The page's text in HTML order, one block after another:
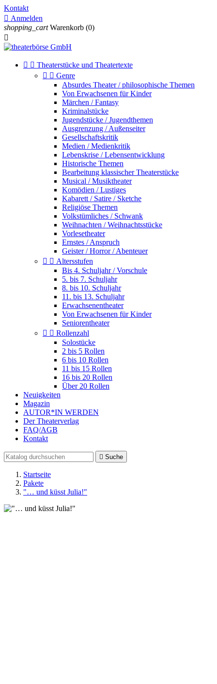
Kontakt
 Anmelden
shopping_cart Warenkorb (0)

  Theaterstücke und Theatertexte
  Genre
Absurdes Theater / philosophische Themen
Von Erwachsenen für Kinder
Märchen / Fantasy
Kriminalstücke
Jugendstücke / Jugendthemen
Ausgrenzung / Außenseiter
Gesellschaftskritik
Medien / Medienkritik
Lebenskrise / Lebensentwicklung
Historische Themen
Bearbeitung klassischer Theaterstücke
Musical / Musiktheater
Komödien / Lustiges
Kabarett / Satire / Sketche
Religiöse Themen
Volkstümliches / Schwank
Weihnachten / Weihnachtsstücke
Vorlesetheater
Ernstes / Anspruch
Geister / Horror / Abenteuer
  Altersstufen
Bis 4. Schuljahr / Vorschule
5. bis 7. Schuljahr
8. bis 10. Schuljahr
11. bis 13. Schuljahr
Erwachsenentheater
Von Erwachsenen für Kinder
Seniorentheater
  Rollenzahl
Solostücke
2 bis 5 Rollen
6 bis 10 Rollen
11 bis 15 Rollen
16 bis 20 Rollen
Über 20 Rollen
Neuigkeiten
Magazin
AUTOR*IN WERDEN
Der Theaterverlag
FAQ/AGB
Kontakt
 Suche
Startseite
Pakete
"… und küsst Julia!"